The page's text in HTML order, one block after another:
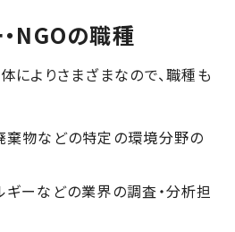
NGOの職種
によりさまざまなので、職種も
棄物などの特定の環境分野の
ギーなどの業界の調査・分析担